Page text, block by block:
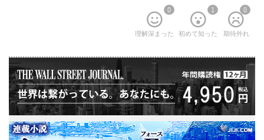
0
理解深まった
1
初めて知った
0
期待外れ